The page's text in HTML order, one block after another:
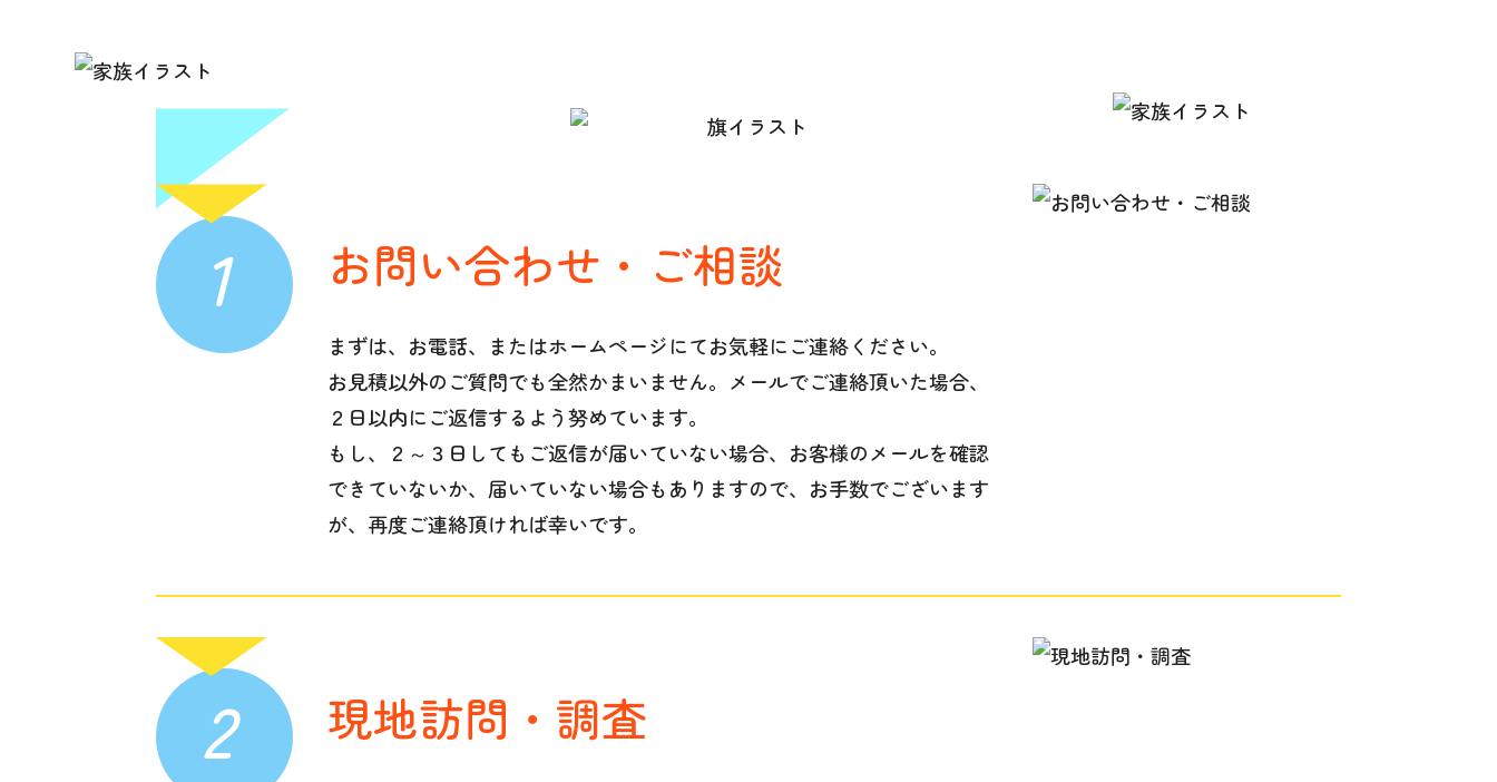
1 お問い合わせ・ご相談
まずは、お電話、またはホームページにてお気軽にご連絡ください。
お見積以外のご質問でも全然かまいません。メールでご連絡頂いた場合、
２日以内にご返信するよう努めています。
もし、２～３日してもご返信が届いていない場合、お客様のメールを確認
できていないか、届いていない場合もありますので、お手数でございます
が、再度ご連絡頂ければ幸いです。
2 現地訪問・調査